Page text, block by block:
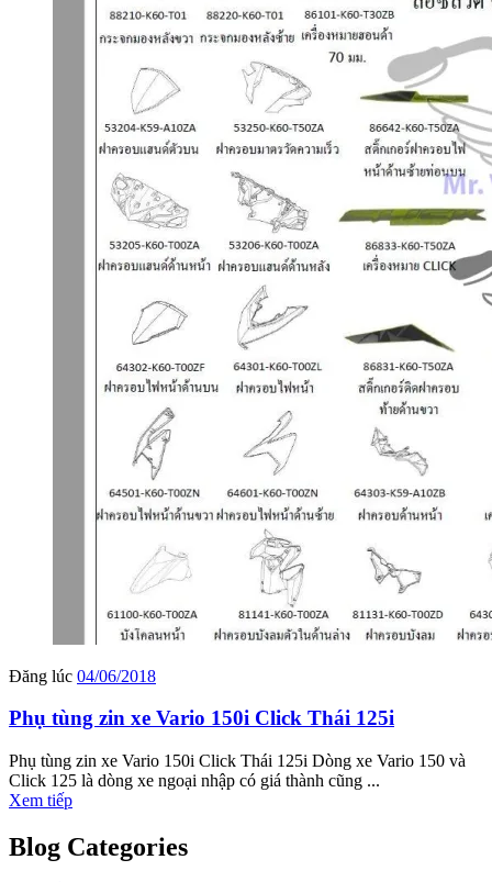
Đăng lúc 04/06/2018
Phụ tùng zin xe Vario 150i Click Thái 125i
Phụ tùng zin xe Vario 150i Click Thái 125i Dòng xe Vario 150 và
Click 125 là dòng xe ngoại nhập có giá thành cũng ...
Xem tiếp
Blog Categories